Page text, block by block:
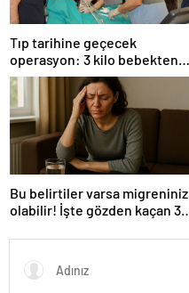
Tıp tarihine geçecek
operasyon: 3 kilo bebekten
yarım kilo tümor çıktı
Bu belirtiler varsa migreniniz
olabilir! İşte gözden kaçan 3